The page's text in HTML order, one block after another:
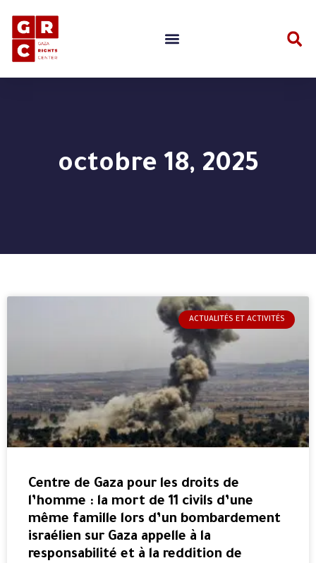
octobre 18, 2025
ACTUALITÉS ET ACTIVITÉS
Centre de Gaza pour les droits de
l’homme : la mort de 11 civils d’une
même famille lors d’un bombardement
israélien sur Gaza appelle à la
responsabilité et à la reddition de